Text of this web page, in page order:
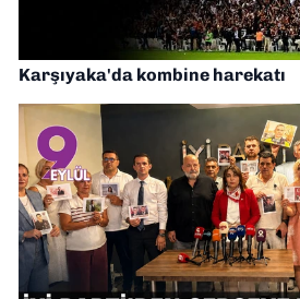
Karşıyaka'da kombine harekatı